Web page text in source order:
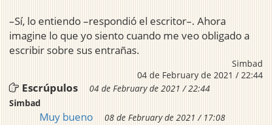
–Sí, lo entiendo –respondió el escritor–. Ahora
imagine lo que yo siento cuando me veo obligado a
escribir sobre sus entrañas.
Simbad
04 de February de 2021 / 22:44
Escrúpulos
04 de February de 2021 / 22:44
Simbad
Muy bueno
08 de February de 2021 / 17:08